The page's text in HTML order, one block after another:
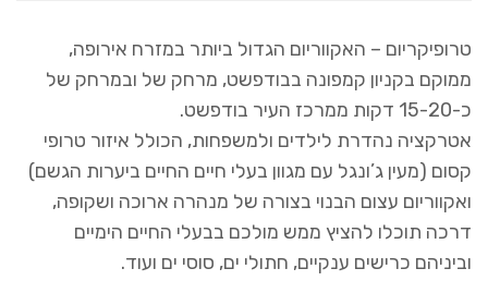
טרופיקריום – האקווריום הגדול ביותר במזרח אירופה,
ממוקם בקניון קמפונה בבודפשט, מרחק של ובמרחק של
כ-15-20 דקות ממרכז העיר בודפשט.
אטרקציה נהדרת לילדים ולמשפחות, הכולל איזור טרופי
קסום (מעין ג’ונגל עם מגוון בעלי חיים החיים ביערות הגשם)
ואקווריום עצום הבנוי בצורה של מנהרה ארוכה ושקופה,
דרכה תוכלו להציץ ממש מולכם בבעלי החיים הימיים
וביניהם כרישים ענקיים, חתולי ים, סוסי ים ועוד.